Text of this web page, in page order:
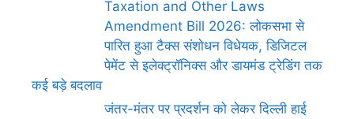
Taxation and Other Laws
Amendment Bill 2026: लोकसभा से
पारित हुआ टैक्स संशोधन विधेयक, डिजिटल
पेमेंट से इलेक्ट्रॉनिक्स और डायमंड ट्रेडिंग तक
कई बड़े बदलाव
जंतर-मंतर पर प्रदर्शन को लेकर दिल्ली हाई